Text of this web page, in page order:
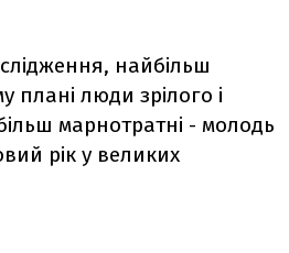
найбільш
плані люди зрілого і
марнотратні - молодь
рік у великих